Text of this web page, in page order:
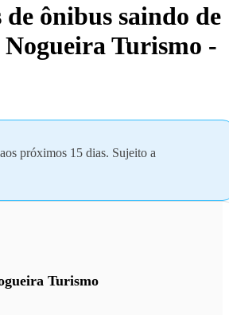
ônibus saindo de
Turismo -
próximos 15 dias. Sujeito a
Turismo